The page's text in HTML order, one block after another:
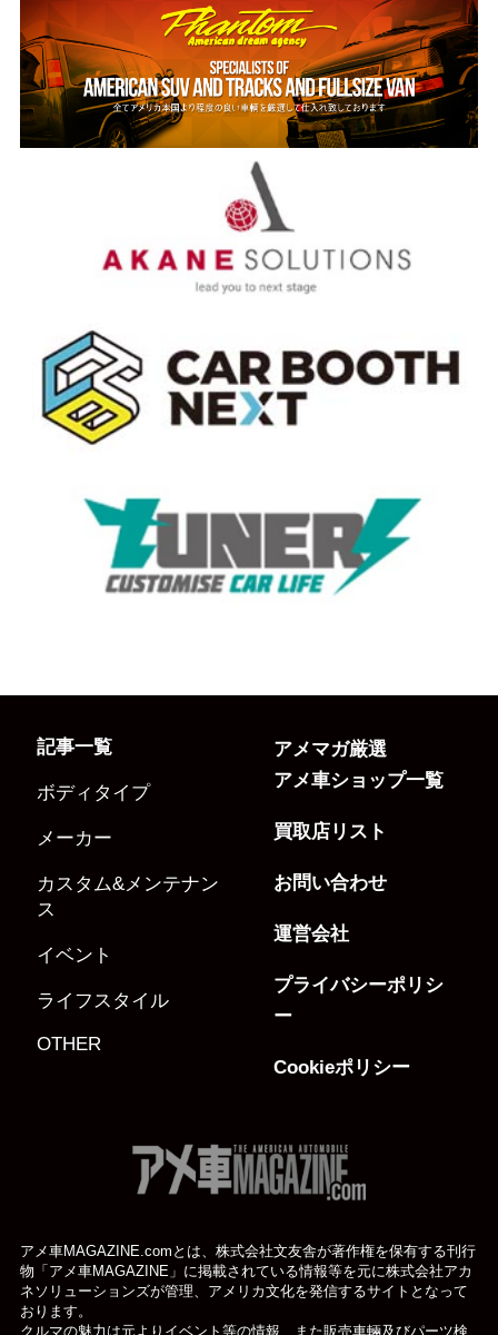
記事一覧
ボディタイプ
メーカー
カスタム&メンテナン
ス
イベント
ライフスタイル
OTHER
アメマガ厳選
アメ車ショップ一覧
買取店リスト
お問い合わせ
運営会社
プライバシーポリシ
ー
Cookieポリシー
アメ車MAGAZINE.comとは、株式会社文友舎が著作権を保有する刊行
物「アメ車MAGAZINE」に掲載されている情報等を元に株式会社アカ
ネソリューションズが管理、アメリカ文化を発信するサイトとなって
おります。
クルマの魅力は元よりイベント等の情報、また販売車輛及びパーツ検